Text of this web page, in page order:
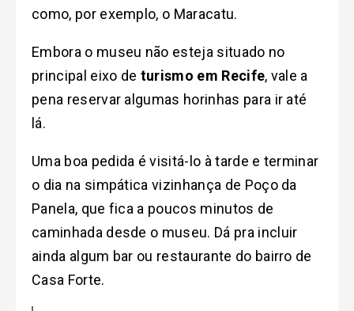
como, por exemplo, o Maracatu.
Embora o museu não esteja situado no
principal eixo de turismo em Recife, vale a
pena reservar algumas horinhas para ir até
lá.
Uma boa pedida é visitá-lo à tarde e terminar
o dia na simpática vizinhança de Poço da
Panela, que fica a poucos minutos de
caminhada desde o museu. Dá pra incluir
ainda algum bar ou restaurante do bairro de
Casa Forte.